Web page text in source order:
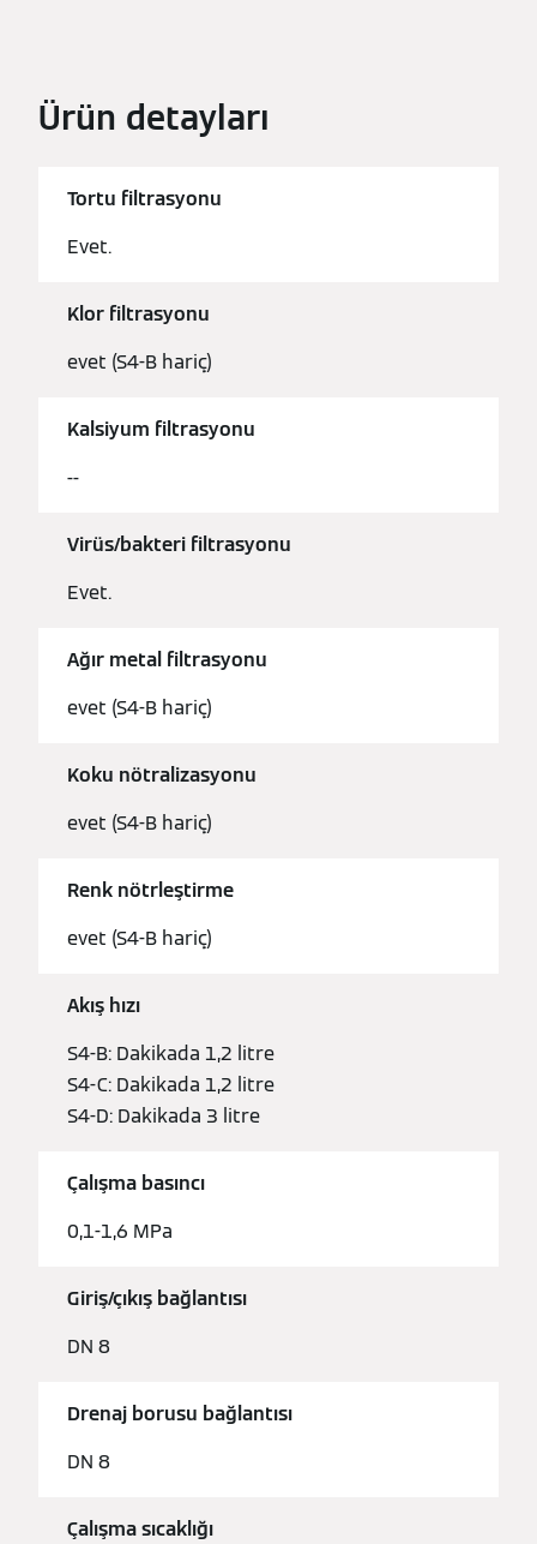
Ürün detayları
Tortu filtrasyonu
Evet.
Klor filtrasyonu
evet (S4-B hariç)
Kalsiyum filtrasyonu
--
Virüs/bakteri filtrasyonu
Evet.
Ağır metal filtrasyonu
evet (S4-B hariç)
Koku nötralizasyonu
evet (S4-B hariç)
Renk nötrleştirme
evet (S4-B hariç)
Akış hızı
S4-B: Dakikada 1,2 litre
S4-C: Dakikada 1,2 litre
S4-D: Dakikada 3 litre
Çalışma basıncı
0,1-1,6 MPa
Giriş/çıkış bağlantısı
DN 8
Drenaj borusu bağlantısı
DN 8
Çalışma sıcaklığı